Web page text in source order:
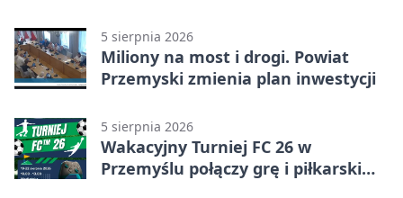
5 sierpnia 2026
Miliony na most i drogi. Powiat
Przemyski zmienia plan inwestycji
5 sierpnia 2026
Wakacyjny Turniej FC 26 w
Przemyślu połączy grę i piłkarski